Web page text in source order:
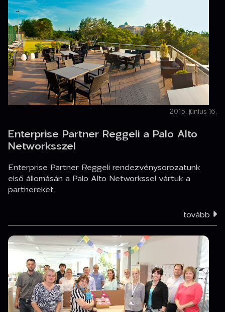
2015. június 16.
Enterprise Partner Reggeli a Palo Alto
Networksszel
Enterprise Partner Reggeli rendezvénysorozatunk
első állomásán a Palo Alto Networkssel vártuk a
partnereket.
tovább